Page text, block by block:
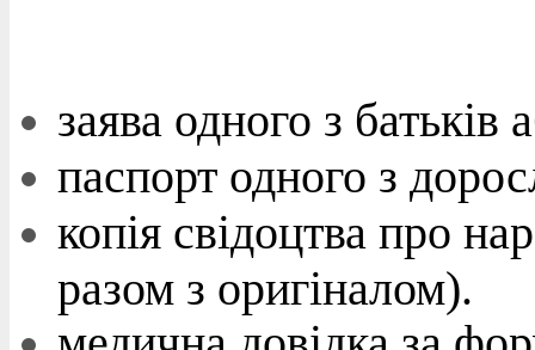
заява одного з батьків
паспорт одного з
копія свідоцтва про
разом з оригіналом).